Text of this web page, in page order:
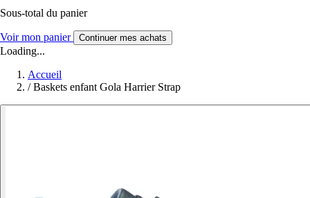
Sous-total du panier
Voir mon panier Continuer mes achats
Loading...
Accueil
/ Baskets enfant Gola Harrier Strap